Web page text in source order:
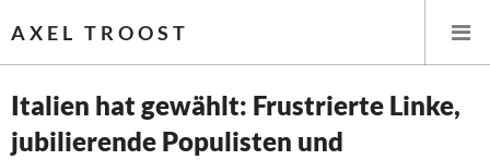
AXEL TROOST
Startseite
Italien hat gewählt: Frustrierte Linke,
jubilierende Populisten und